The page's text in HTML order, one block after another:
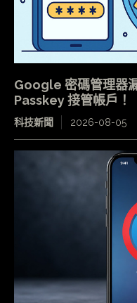
Google 密碼管理器
Passkey 接管帳戶！
科技新聞 2026-08-05